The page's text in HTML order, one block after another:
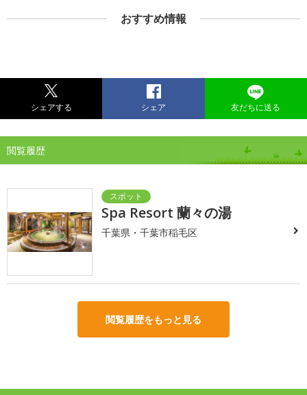
おすすめ情報
シェアする シェア 友だちに送る
閲覧履歴
Spa Resort 蘭々の湯
千葉県・千葉市稲毛区
閲覧履歴をもっと見る